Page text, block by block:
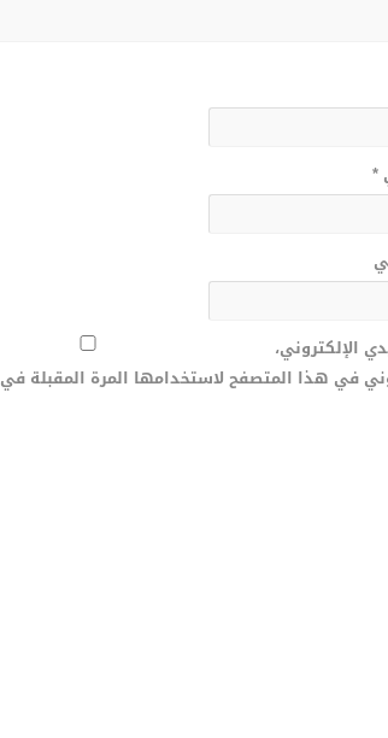
*
الإلكتروني،
في هذا المتصفح لاستخدامها المرة المقبلة في